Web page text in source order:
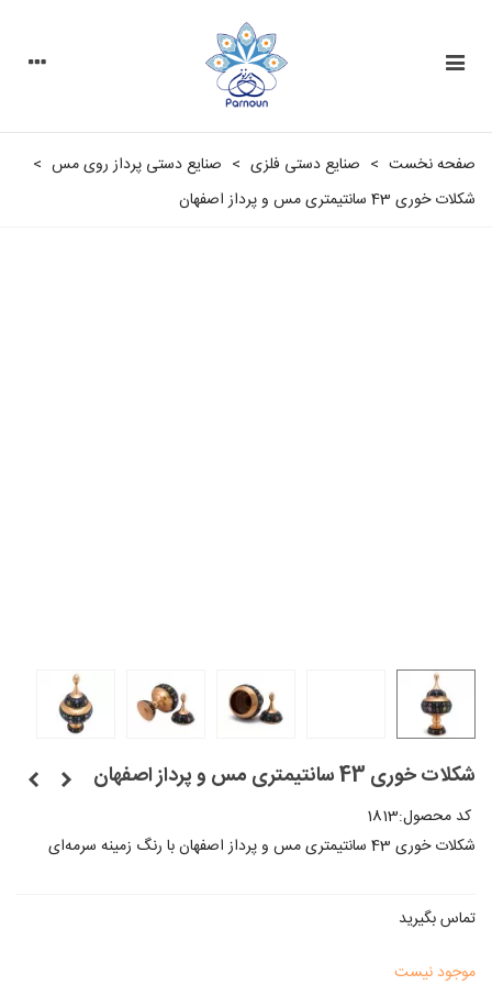
صفحه نخست > صنایع دستی فلزی > صنایع دستی پرداز روی مس >
شکلات خوری 43 سانتیمتری مس و پرداز اصفهان
شکلات خوری 43 سانتیمتری مس و پرداز اصفهان
کد محصول:1813
شکلات خوری 43 سانتیمتری مس و پرداز اصفهان با رنگ زمینه سرمه‌ای
تماس بگیرید
موجود نیست